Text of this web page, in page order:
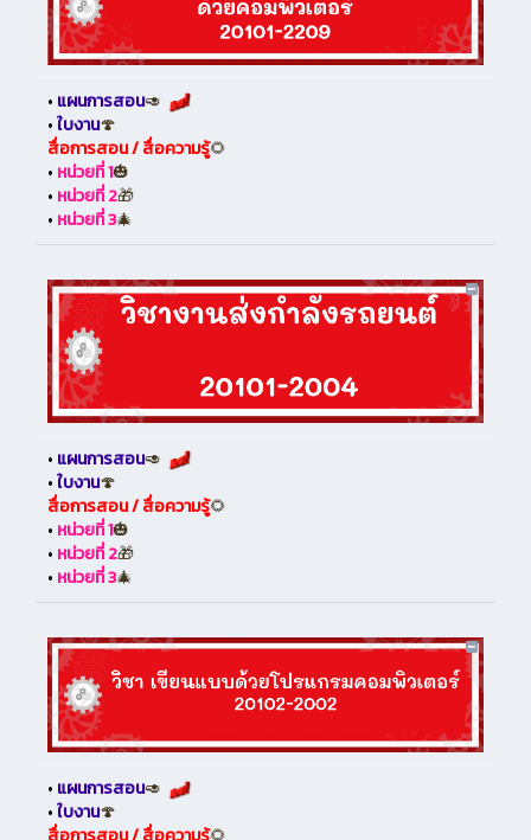
• แผนการสอน🥑
•ใบงาน🍄
สื่อการสอน / สื่อความรู้🌻
• หน่วยที่ 1🎃
• หน่วยที่ 2🎁
• หน่วยที่ 3🎄
• แผนการสอน🥑
•ใบงาน🍄
สื่อการสอน / สื่อความรู้🌻
• หน่วยที่ 1🎃
• หน่วยที่ 2🎁
• หน่วยที่ 3🎄
• แผนการสอน🥑
•ใบงาน🍄